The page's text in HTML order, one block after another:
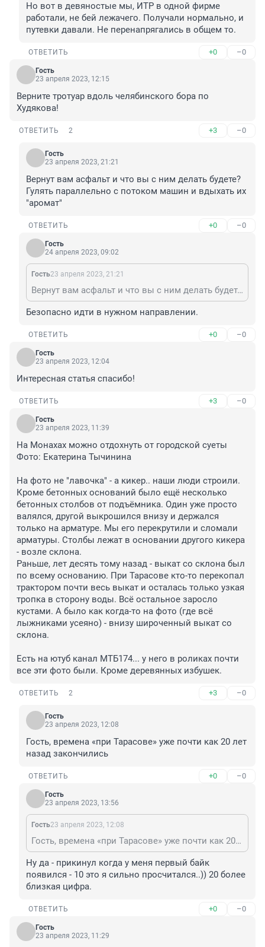
Но вот в девяностые мы, ИТР в одной фирме
работали, не бей лежачего. Получали нормально, и
путевки давали. Не перенапрягались в общем то.
ОТВЕТИТЬ +0 –0
Гость
23 апреля 2023, 12:15
Верните трoтуар вдоль челябинского бора по
Худякова!
ОТВЕТИТЬ 2 +3 –0
Гость
23 апреля 2023, 21:21
Вернут вам асфальт и что вы с ним делать будете?
Гулять параллельно с потоком машин и вдыхать их
"аромат"
ОТВЕТИТЬ +0 –0
Гость
24 апреля 2023, 09:02
Гость23 апреля 2023, 21:21
Вернут вам асфальт и что вы с ним делать будете? Гулять параллельно с потоком машин и вдыхать их "аромат"
Безопасно идти в нужном направлении.
ОТВЕТИТЬ +0 –0
Гость
23 апреля 2023, 12:04
Интересная статья спасибо!
ОТВЕТИТЬ +3 –0
Гость
23 апреля 2023, 11:39
На Монахах можно отдохнуть от городской суеты
Фото: Екатерина Тычинина
На фото не "лавочка" - а кикер.. наши люди строили.
Кроме бетонных оснований было ещё несколько
бетонных столбов от подъёмника. Один уже просто
валялся, другой выкрошился внизу и держался
только на арматуре. Мы его перекрутили и сломали
арматуры. Столбы лежат в основании другого кикера
- возле склона.
Раньше, лет десять тому назад - выкат со склона был
по всему основанию. При Тарасове кто-то перекопал
трактором почти весь выкат и осталась только узкая
тропка в сторону воды. Всё остальное заросло
кустами. А было как когда-то на фото (где всё
лыжниками усеяно) - внизу широченный выкат со
склона.
Есть на ютуб канал МТБ174... у него в роликах почти
все эти фото были. Кроме деревянных избушек.
ОТВЕТИТЬ 2 +3 –0
Гость
23 апреля 2023, 12:08
Гость, времена «при Тарасове» уже почти как 20 лет
назад закончились
ОТВЕТИТЬ +0 –0
Гость
23 апреля 2023, 13:56
Гость23 апреля 2023, 12:08
Гость, времена «при Тарасове» уже почти как 20 лет назад закончились
Ну да - прикинул когда у меня первый байк
появился - 10 это я сильно просчитался..)) 20 более
близкая цифра.
ОТВЕТИТЬ +0 –0
Гость
23 апреля 2023, 11:29